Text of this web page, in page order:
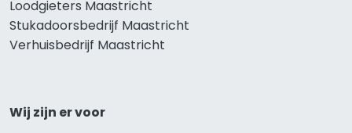
Loodgieters Maastricht
Stukadoorsbedrijf Maastricht
Verhuisbedrijf Maastricht
Wij zijn er voor